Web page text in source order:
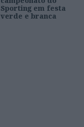
Sporting em festa
verde e branca